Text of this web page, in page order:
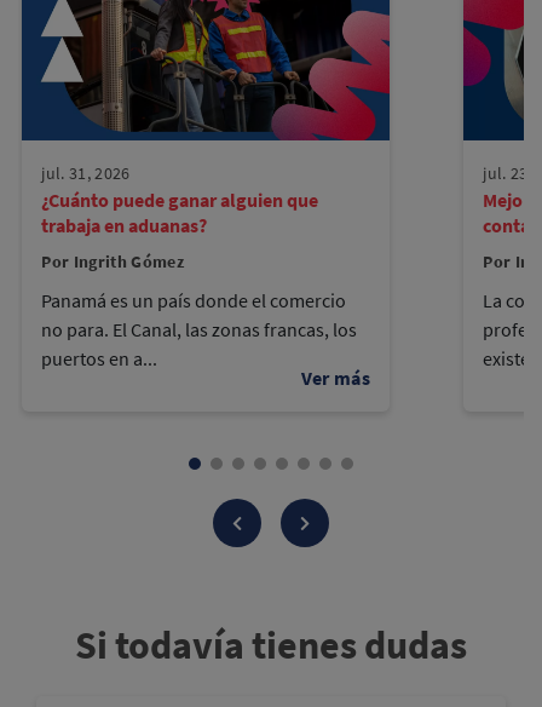
jul. 31, 2026
¿Cuánto puede ganar alguien que
trabaja en aduanas?
Por Ingrith Gómez
Panamá es un país donde el comercio
no para. El Canal, las zonas francas, los
puertos en a...
jul. 23,
Por
La
Si todavía tienes dudas